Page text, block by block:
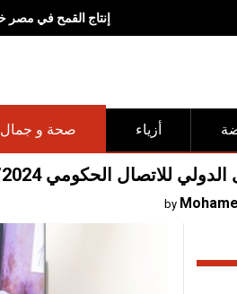
<br><br>وجهات "شروق".. مساحات صُممت لتجعل الحركة وأنماط<br>الحياة الصحية جزءاً طبيعياً من الحياة اليومية<span lang="EN" dir="LTR" style="font-size:17.0pt;line-height:150%"></span><br><br>
صحة و جمال أزياء
2024”: صناعة محتوى الطفل مهنة نبيلة